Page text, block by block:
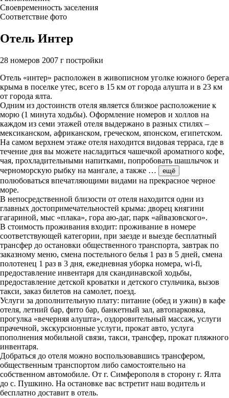
Своевременность заселения
Соответствие фото
Отель Интер
28 номеров 2007 г постройки
Отель «интер» расположен в живописном уголке южного берега
крыма в поселке утес, всего в 15 км от города алушта и в 23 км
от города ялта.
Одним из достоинств отеля является близкое расположение к
морю (1 минута ходьбы). Оформление номеров и холлов на
каждом из семи этажей отеля выдержано в разных стилях –
мексиканском, африканском, греческом, японском, египетском.
На самом верхнем этаже отеля находится видовая терраса, где в
течение дня вы можете насладиться чашечкой ароматного кофе,
чая, прохладительными напитками, попробовать шашлычок и
черноморскую рыбку на мангале, а также … ещё
полюбоваться впечатляющими видами на прекрасное черное
море.
В непосредственной близости от отеля находится одни из
главных достопримечательностей крыма: дворец княгини
гагариной, мыс «плака», гора аю-даг, парк «айвазовского».
В стоимость проживания входит: проживание в номере
соответствующей категории, при заезде и выезде бесплатный
трансфер до остановки общественного транспорта, завтрак по
заказному меню, смена постельного белья 1 раз в 5 дней, смена
полотенец 1 раз в 3 дня, ежедневная уборка номера, wi-fi,
предоставление инвентаря для скандинавской ходьбы,
предоставление детской кроватки и детского стульчика, вызов
такси, заказ билетов на самолет, поезд.
Услуги за дополнительную плату: питание (обед и ужин) в кафе
отеля, летний бар, фито бар, банкетный зал, автопарковка,
прогулка «вечерняя алушта», оздоровительный массаж, услуги
прачечной, экскурсионные услуги, прокат авто, услуга
пополнения мобильной связи, такси, трансфер, прокат пляжного
инвентаря.
Добраться до отеля можно воспользовавшись трансфером,
общественным транспортом либо самостоятельно на
собственном автомобиле. От г. Симферополя в сторону г. Ялта
до с. Пушкино. На остановке вас встретит наш водитель и
бесплатно доставит в отель.